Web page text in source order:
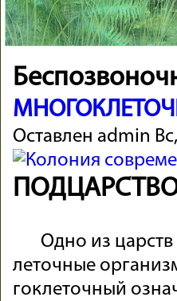
Оставлен admin
Одно из
леточ­ные
гок­лето­чный